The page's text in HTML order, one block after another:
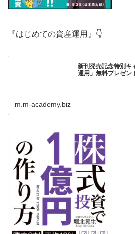
『はじめての資産運用』👇
新刊発売記念特別キ
運用」無料プレゼン
m.m-academy.biz